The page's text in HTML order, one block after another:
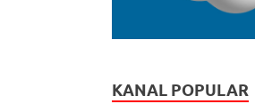
KANAL POPULAR